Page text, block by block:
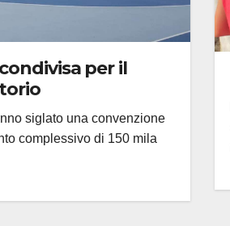
per il
siglato una convenzione
complessivo di 150 mila